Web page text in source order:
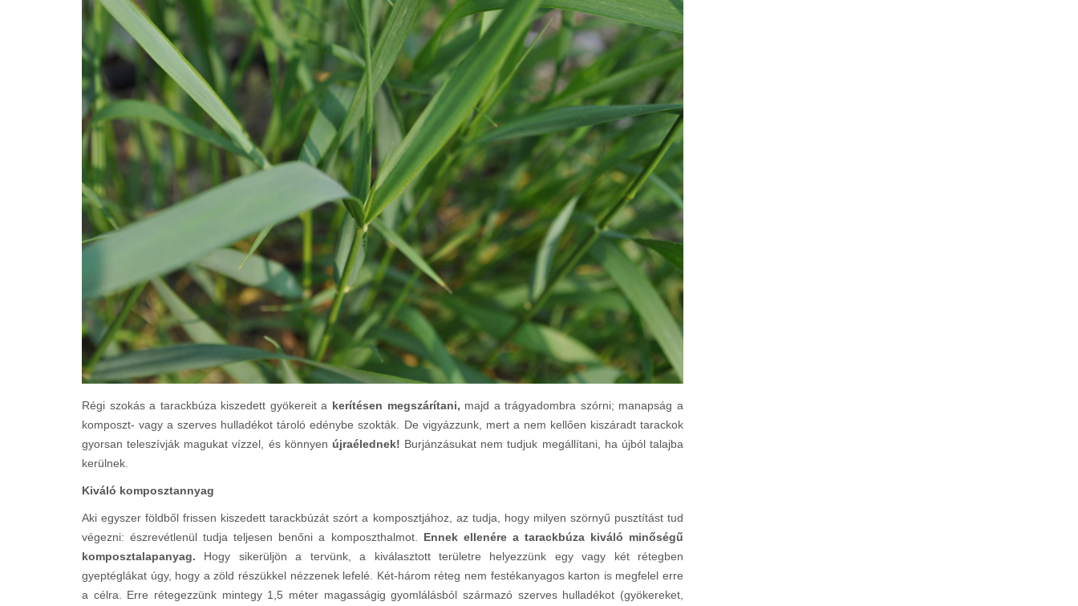
Régi szokás a tarackbúza kiszedett gyökereit a kerítésen megszárítani, majd a trágyadombra szórni; manapság a
komposzt- vagy a szerves hulladékot tároló edénybe szokták. De vigyázzunk, mert a nem kellően kiszáradt tarackok
gyorsan teleszívják magukat vízzel, és könnyen újraélednek! Burjánzásukat nem tudjuk megállítani, ha újból talajba
kerülnek.
Kiváló komposztannyag
Aki egyszer földből frissen kiszedett tarackbúzát szórt a komposztjához, az tudja, hogy milyen szörnyű pusztítást tud
végezni: észrevétlenül tudja teljesen benőni a komposzthalmot. Ennek ellenére a tarackbúza kiváló minőségű
komposztalapanyag. Hogy sikerüljön a tervünk, a kiválasztott területre helyezzünk egy vagy két rétegben
gyeptéglákat úgy, hogy a zöld részükkel nézzenek lefelé. Két-három réteg nem festékanyagos karton is megfelel erre
a célra. Erre rétegezzünk mintegy 1,5 méter magasságig gyomlálásból származó szerves hulladékot (gyökereket,